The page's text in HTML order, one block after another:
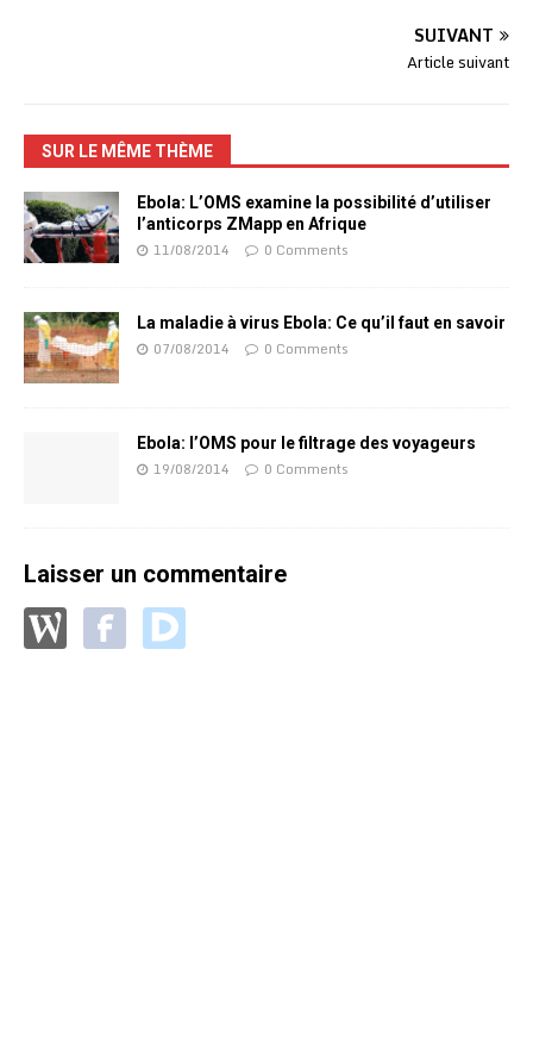
SUIVANT
Article suivant
SUR LE MÊME THÈME
Ebola: L’OMS examine la possibilité d’utiliser
l’anticorps ZMapp en Afrique
11/08/2014 0 Comments
La maladie à virus Ebola: Ce qu’il faut en savoir
07/08/2014 0 Comments
Ebola: l’OMS pour le filtrage des voyageurs
19/08/2014 0 Comments
Laisser un commentaire